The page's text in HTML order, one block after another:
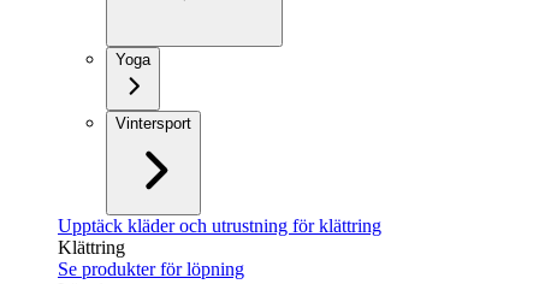
Yoga
Vintersport
Upptäck kläder och utrustning för klättring
Klättring
Se produkter för löpning